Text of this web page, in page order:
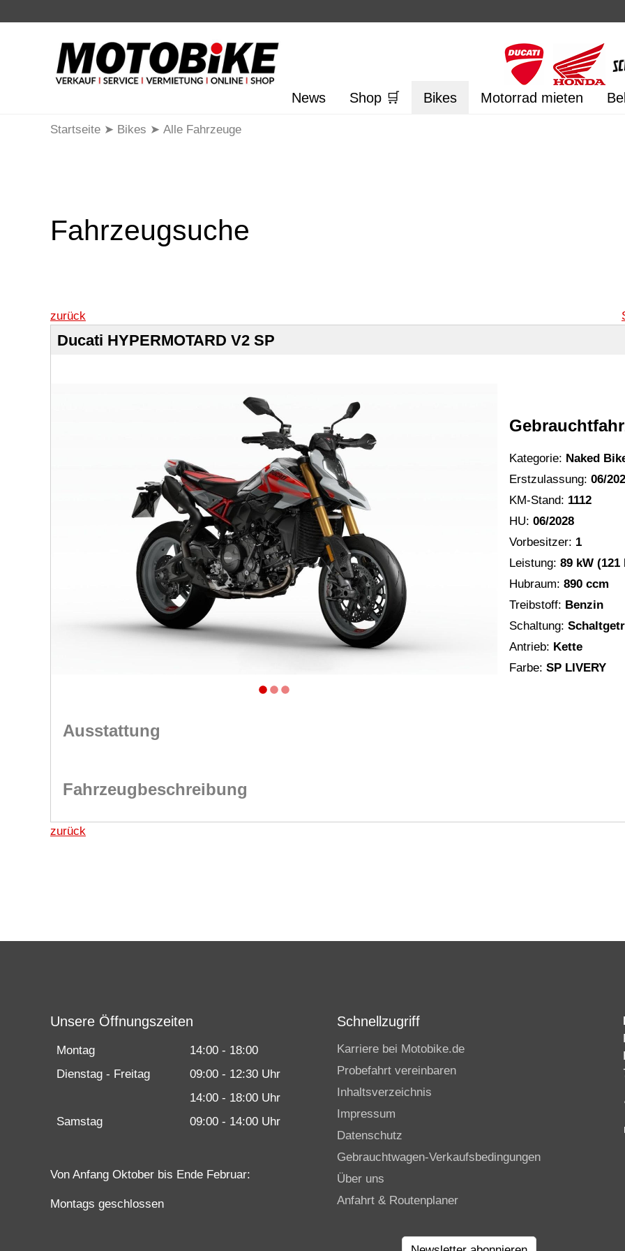
News Shop 🛒 Bikes Motorrad mieten
Startseite Bikes Alle Fahrzeuge
Fahrzeugsuche
zurück
Ducati HYPERMOTARD V2 SP
Kategorie: Naked
Erstzulassung: 06/
KM-Stand: 1112
HU: 06/2028
Vorbesitzer: 1
Leistung: 89 kW (121
Hubraum: 890 ccm
Treibstoff: Benzin
Schaltung:
Antrieb: Kette
Farbe: SP LIVERY
Ausstattung
Fahrzeugbeschreibung
zurück
Unsere Öffnungszeiten
Montag
14:00 - 18:00
Dienstag - Freitag
09:00 - 12:30 Uhr
14:00 - 18:00 Uhr
Samstag
09:00 - 14:00 Uhr
Von Anfang Oktober bis Ende Februar:
Montags geschlossen
Schnellzugriff
Karriere bei Motobike.de
Probefahrt vereinbaren
Inhaltsverzeichnis
Impressum
Datenschutz
Gebrauchtwagen-Verkaufsbedingungen
Über uns
Anfahrt & Routenplaner